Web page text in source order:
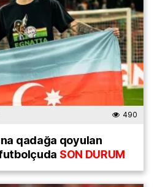
490
qadağa qoyulan
SON DURUM